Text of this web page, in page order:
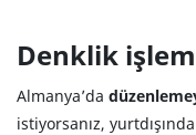
Denklik
Almanya’da
istiyorsanız,